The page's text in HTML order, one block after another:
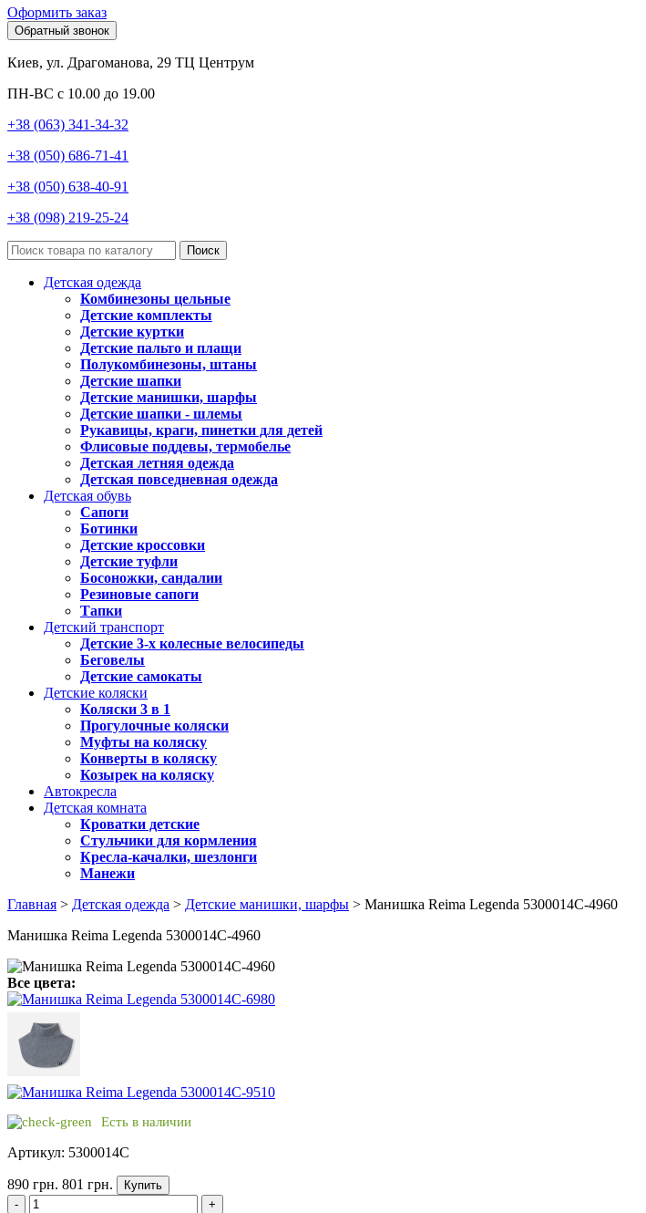
Оформить заказ
Обратный звонок
Киев, ул. Драгоманова, 29 ТЦ Центрум
ПН-ВС с 10.00 до 19.00
+38 (063) 341-34-32
+38 (050) 686-71-41
+38 (050) 638-40-91
+38 (098) 219-25-24
Поиск
Детская одежда
Комбинезоны цельные
Детские комплекты
Детские куртки
Детские пальто и плащи
Полукомбинезоны, штаны
Детские шапки
Детские манишки, шарфы
Детские шапки - шлемы
Рукавицы, краги, пинетки для детей
Флисовые поддевы, термобелье
Детская летняя одежда
Детская повседневная одежда
Детская обувь
Сапоги
Ботинки
Детские кроссовки
Детские туфли
Босоножки, сандалии
Резиновые сапоги
Тапки
Детский транспорт
Детские 3-х колесные велосипеды
Беговелы
Детские самокаты
Детские коляски
Коляски 3 в 1
Прогулочные коляски
Муфты на коляску
Конверты в коляску
Козырек на коляску
Автокресла
Детская комната
Кроватки детские
Стульчики для кормления
Кресла-качалки, шезлонги
Манежи
Главная > Детская одежда > Детские манишки, шарфы > Манишка Reima Legenda 5300014C-4960
Манишка Reima Legenda 5300014C-4960
Все цвета:
Есть в наличии
Артикул: 5300014C
890 грн. 801 грн.
Купить
-
+